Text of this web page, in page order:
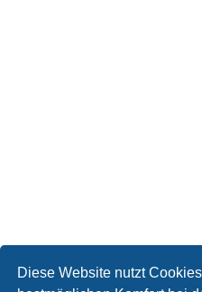
Diese Website nutzt